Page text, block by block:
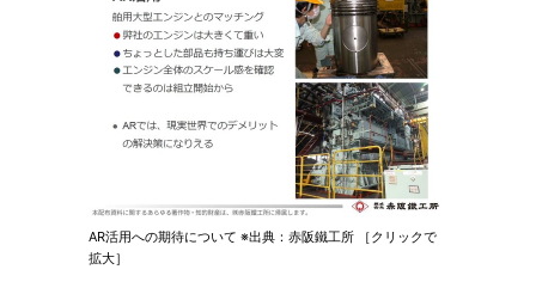
AR活用への期待について ※出典：赤阪鐵工所 ［クリックで
拡大］